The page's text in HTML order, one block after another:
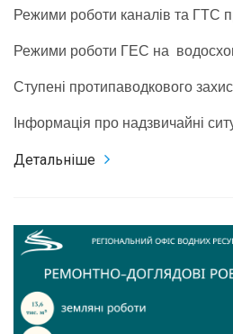
Режими роботи каналів та ГТС
Режими роботи ГЕС на
Ступені протипаводкового
Інформація про надзвичайні
Детальніше